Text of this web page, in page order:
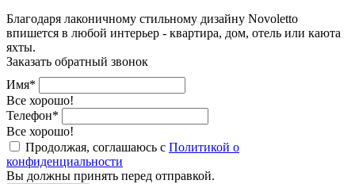
Благодаря лаконичному стильному дизайну Novoletto
впишется в любой интерьер - квартира, дом, отель или каюта
яхты.
Заказать обратный звонок
Имя*
Все хорошо!
Телефон*
Все хорошо!
Продолжая, соглашаюсь с Политикой о
конфиденциальности
Вы должны принять перед отправкой.